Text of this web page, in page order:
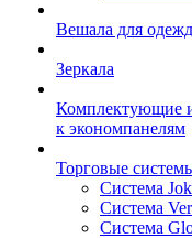
Вешала для
Зеркала
Комплектующие
к экономпанелям
Торговые
Система
Система
Система